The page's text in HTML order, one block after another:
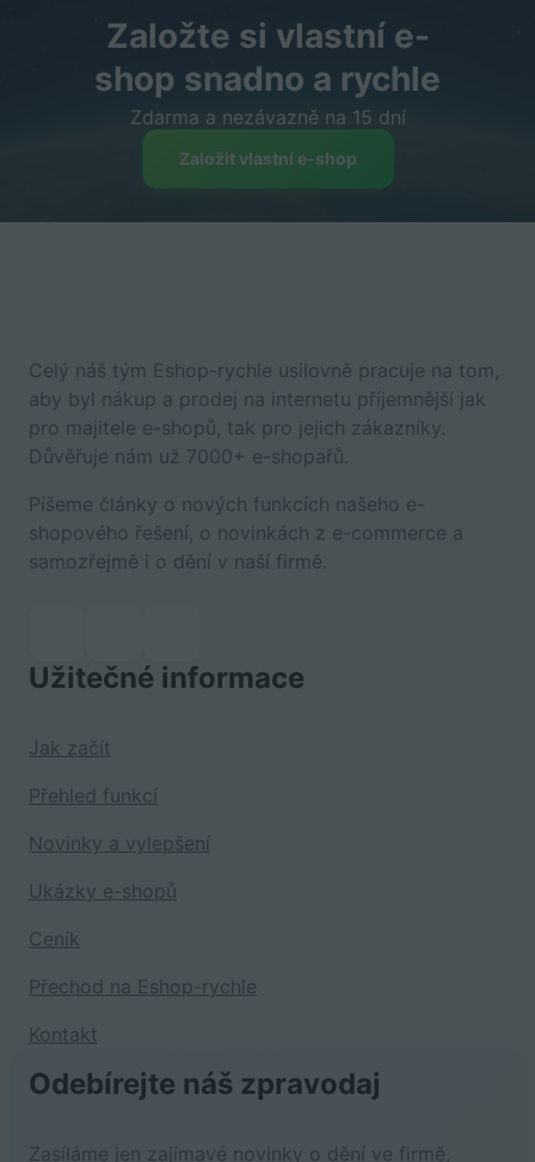
Založte si vlastní e-
shop snadno a rychle
Zdarma a nezávazně na 15 dní
Založit vlastní e-shop
Celý náš tým Eshop-rychle usilovně pracuje na tom,
aby byl nákup a prodej na internetu příjemnější jak
pro majitele e-shopů, tak pro jejich zákazníky.
Důvěřuje nám už 7000+ e-shopařů.
Píšeme články o nových funkcích našeho e-
shopového řešení, o novinkách z e-commerce a
samozřejmě i o dění v naší firmě.
Užitečné informace
Jak začít
Přehled funkcí
Novinky a vylepšení
Ukázky e-shopů
Ceník
Přechod na Eshop-rychle
Kontakt
Odebírejte náš zpravodaj
Zasíláme jen zajímavé novinky o dění ve firmě,